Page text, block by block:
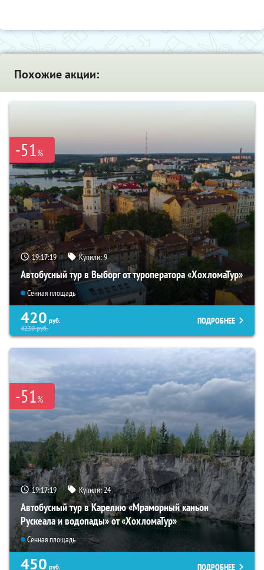
Похожие акции:
-51%
19:17:18 Купили:9
Автобусный тур в Выборг от туроператора «ХохломаТур»
Сенная площадь
420 руб.
4230руб.
ПОДРОБНЕЕ
-51%
19:17:18 Купили:24
Автобусный тур в Карелию «Мраморный каньон
Рускеала и водопады» от «ХохломаТур»
Сенная площадь
450 руб. ПОДРОБНЕЕ